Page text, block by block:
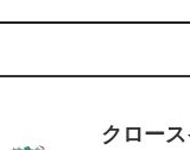
クロー